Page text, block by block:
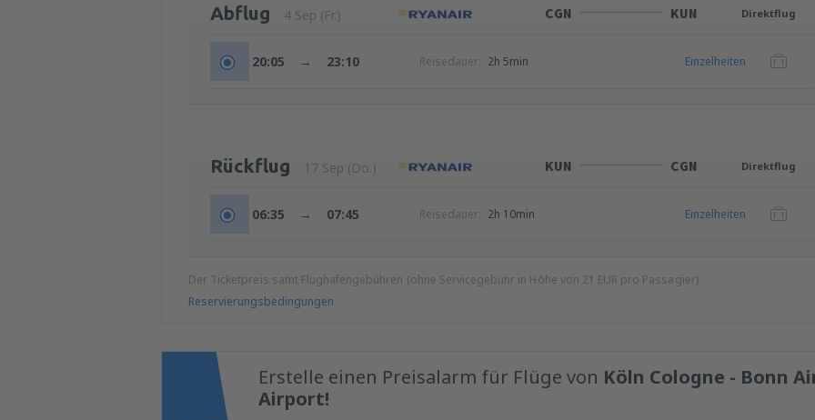
Abflug 4 Sep (Fr.) CGN KUN Direktflug
20:05 → 23:10 Reisedauer: 2h 5min Einzelheiten
Rückflug 17 Sep (Do.) KUN CGN Direktflug
06:35 → 07:45 Reisedauer: 2h 10min Einzelheiten
Der Ticketpreis samt Flughafengebühren (ohne Servicegebühr in Höhe von 21 EUR pro Passagier)
Reservierungsbedingungen
Erstelle einen Preisalarm für Flüge von Köln Cologne - Bonn
Airport!